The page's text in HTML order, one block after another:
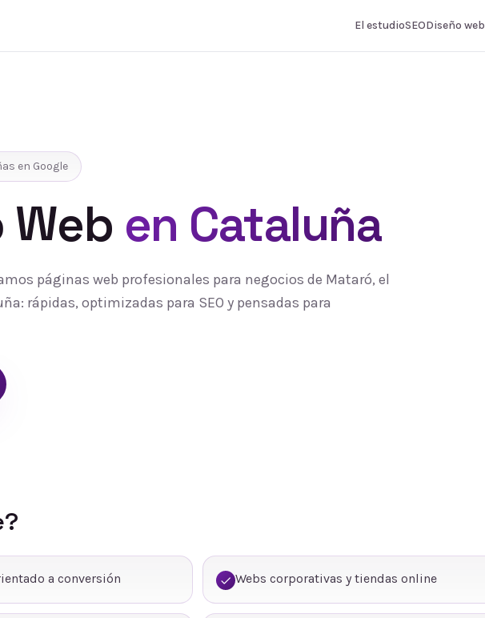
El estudioSEODiseño web
en Google
Web en Cataluña
páginas web profesionales para negocios de Mataró, el
rápidas, optimizadas para SEO y pensadas para
a conversión Webs corporativas y tiendas online